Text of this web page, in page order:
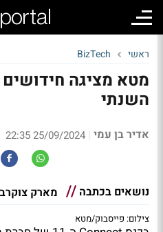
ראשי BizTech
השנתי
אדיר בן עמי |
25/09/2024 22:35
נושאים בכתבה מארק
צילום: פייסבוק/מטא